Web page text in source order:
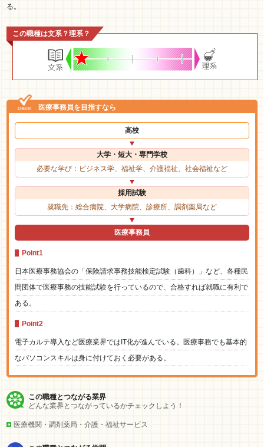
る。
この職種は文系？理系？
医療事務員を目指すなら
高校
大学・短大・専門学校
必要な学び：ビジネス学、福祉学、介護福祉、社会福祉など
採用試験
就職先：総合病院、大学病院、診療所、調剤薬局など
医療事務員
Point1
日本医療事務協会の「保険請求事務技能検定試験（歯科）」など、各種民
間団体で医療事務の技能試験を行っているので、合格すれば就職に有利で
ある。
Point2
電子カルテ導入など医療業界ではIT化が進んでいる。医療事務でも基本的
なパソコンスキルは身に付けておく必要がある。
この職種とつながる業界
どんな業界とつながっているかチェックしよう！
医療機関・調剤薬局・介護・福祉サービス